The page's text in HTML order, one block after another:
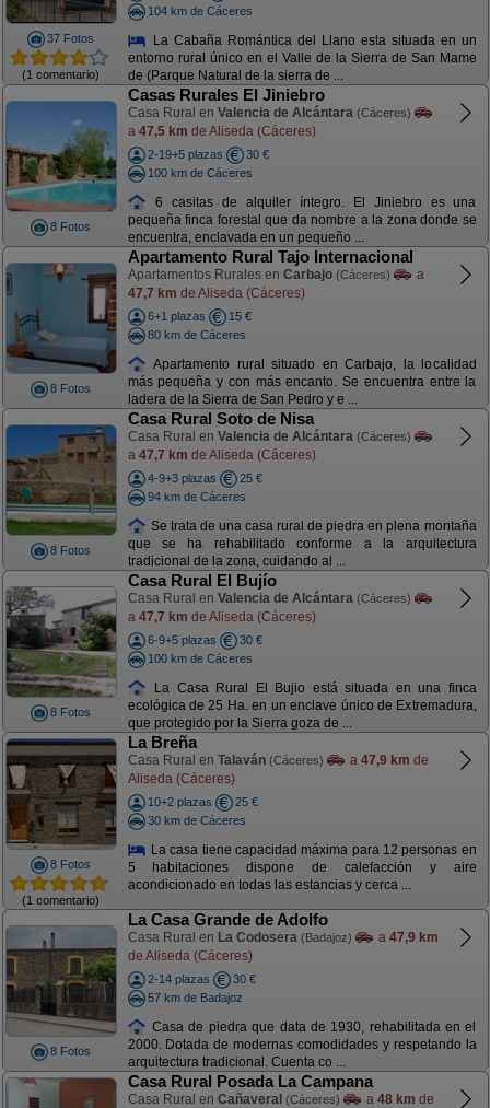
37 Fotos
(1 comentario)
104 km de Cáceres
La Cabaña Romántica del Llano esta situada en un
entorno rural único en el Valle de la Sierra de San Mame
de (Parque Natural de la sierra de ...
8 Fotos
Casas Rurales El Jiniebro
Casa Rural en Valencia de Alcántara (Cáceres)
a 47,5 km de Aliseda (Cáceres)
2-19+5 plazas
30 €
100 km de Cáceres
6 casitas de alquiler íntegro. El Jiniebro es una
pequeña finca forestal que da nombre a la zona donde se
encuentra, enclavada en un pequeño ...
8 Fotos
Apartamento Rural Tajo Internacional
Apartamentos Rurales en Carbajo (Cáceres)
a
47,7 km de Aliseda (Cáceres)
6+1 plazas
15 €
80 km de Cáceres
Apartamento rural situado en Carbajo, la localidad
más pequeña y con más encanto. Se encuentra entre la
ladera de la Sierra de San Pedro y e ...
8 Fotos
Casa Rural Soto de Nisa
Casa Rural en Valencia de Alcántara (Cáceres)
a 47,7 km de Aliseda (Cáceres)
4-9+3 plazas
25 €
94 km de Cáceres
Se trata de una casa rural de piedra en plena montaña
que se ha rehabilitado conforme a la arquitectura
tradicional de la zona, cuidando al ...
8 Fotos
Casa Rural El Bujío
Casa Rural en Valencia de Alcántara (Cáceres)
a 47,7 km de Aliseda (Cáceres)
6-9+5 plazas
30 €
100 km de Cáceres
La Casa Rural El Bujio está situada en una finca
ecológica de 25 Ha. en un enclave único de Extremadura,
que protegido por la Sierra goza de ...
8 Fotos
(1 comentario)
La Breña
Casa Rural en Talaván (Cáceres) a 47,9 km de
Aliseda (Cáceres)
10+2 plazas
25 €
30 km de Cáceres
La casa tiene capacidad máxima para 12 personas en
5 habitaciones dispone de calefacción y aire
acondicionado en todas las estancias y cerca ...
8 Fotos
La Casa Grande de Adolfo
Casa Rural en La Codosera (Badajoz) a 47,9 km
de Aliseda (Cáceres)
2-14 plazas
30 €
57 km de Badajoz
Casa de piedra que data de 1930, rehabilitada en el
2000. Dotada de modernas comodidades y respetando la
arquitectura tradicional. Cuenta co ...
Casa Rural Posada La Campana
Casa Rural en Cañaveral (Cáceres) a 48 km de